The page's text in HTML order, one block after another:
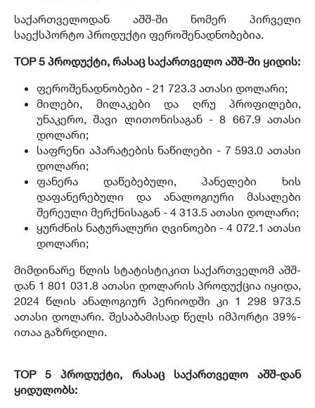
საქართველოდან აშშ-ში ნომერ პირველი
საექსპორტო პროდუქტი ფეროშენადნობებია.
TOP 5 პროდუქტი, რასაც საქართველო აშშ-ში ყიდის:
ფეროშენადნობები - 21 723.3 ათასი დოლარი;
მილები, მილაკები და ღრუ პროფილები,
უნაკერო, შავი ლითონისაგან - 8 667.9 ათასი
დოლარი;
საფრენი აპარატების ნაწილები - 7 593.0 ათასი
დოლარი;
ფანერა დაწებებული, პანელები ხის
დაფანერებული და ანალოგიური მასალები
შერეული მერქნისაგან - 4 313.5 ათასი დოლარი;
ყურძნის ნატურალური ღვინოები - 4 072.1 ათასი
დოლარი;
მიმდინარე წლის სტატისტიკით საქართველომ აშშ-
დან 1 801 031.8 ათასი დოლარის პროდუქცია იყიდა,
2024 წლის ანალოგიურ პერიოდში კი 1 298 973.5
ათასი დოლარი. შესაბამისად წელს იმპორტი 39%-
ითაა გაზრდილი.
TOP 5 პროდუქტი, რასაც საქართველო აშშ-დან
ყიდულობს: